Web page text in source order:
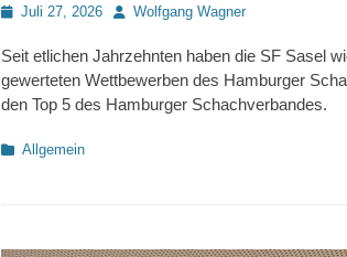
PostedJuli 27, 2026 AutorWolfgang Wagner
Seit etlichen Jahrzehnten haben die SF Sasel
gewerteten Wettbewerben des Hamburger
den Top 5 des Hamburger Schachverbandes.
Kategorien
Allgemein